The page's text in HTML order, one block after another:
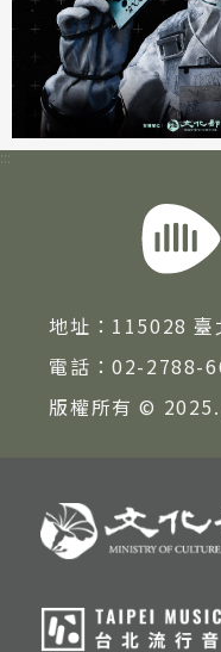
:::
地址： 115028 臺
電話：02-2788-
版權所有 ©